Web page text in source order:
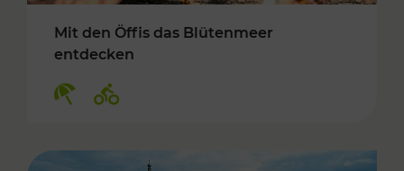
Mit den Öffis das Blütenmeer
entdecken